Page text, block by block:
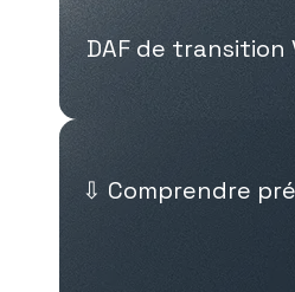
DAF de transition
⇩ Comprendre